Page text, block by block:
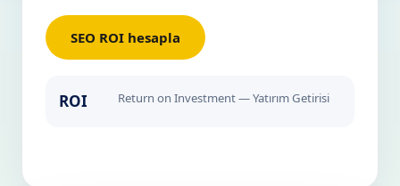
SEO ROI hesapla
ROI Return on Investment — Yatırım Getirisi